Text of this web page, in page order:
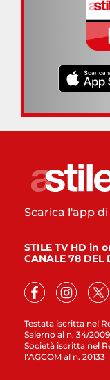
Testata iscritta nel
Salerno al n. 34/2009
Società iscritta nel
l’AGCOM al n. 20133
Scarica l'app di
STILE TV HD in
CANALE 78 DEL